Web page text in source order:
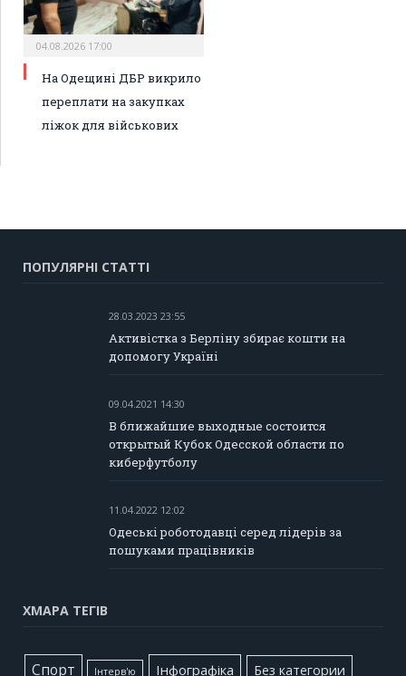
04.08.2026 17:00
На Одещині ДБР викрило
переплати на закупках
ліжок для військових
ПОПУЛЯРНІ СТАТТІ
28.03.2023 23:55
Активістка з Берліну збирає кошти на
допомогу Україні
09.04.2021 14:30
В ближайшие выходные состоится
открытый Кубок Одесской области по
киберфутболу
11.04.2022 12:02
Одеські роботодавці серед лідерів за
пошуками працівників
ХМАРА ТЕГІВ
Cпорт Інтерв'ю Інфографіка Без категории